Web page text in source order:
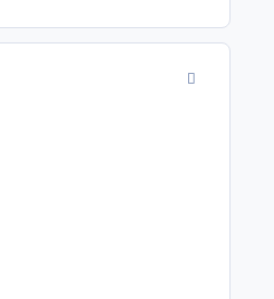
comment_3038